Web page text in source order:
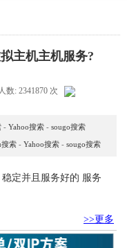
主机主机服务?
数: 2341870 次
- Yahoo搜索 - sougo搜索
搜索 - Yahoo搜索 - sougo搜索
定并且服务好的 服务
>>更多